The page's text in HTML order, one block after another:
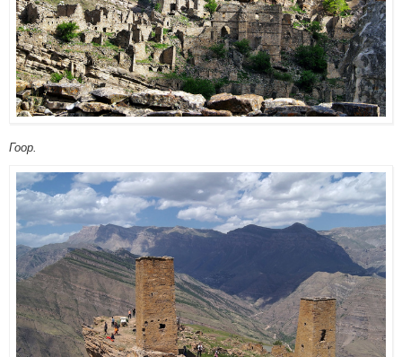
Гоор.